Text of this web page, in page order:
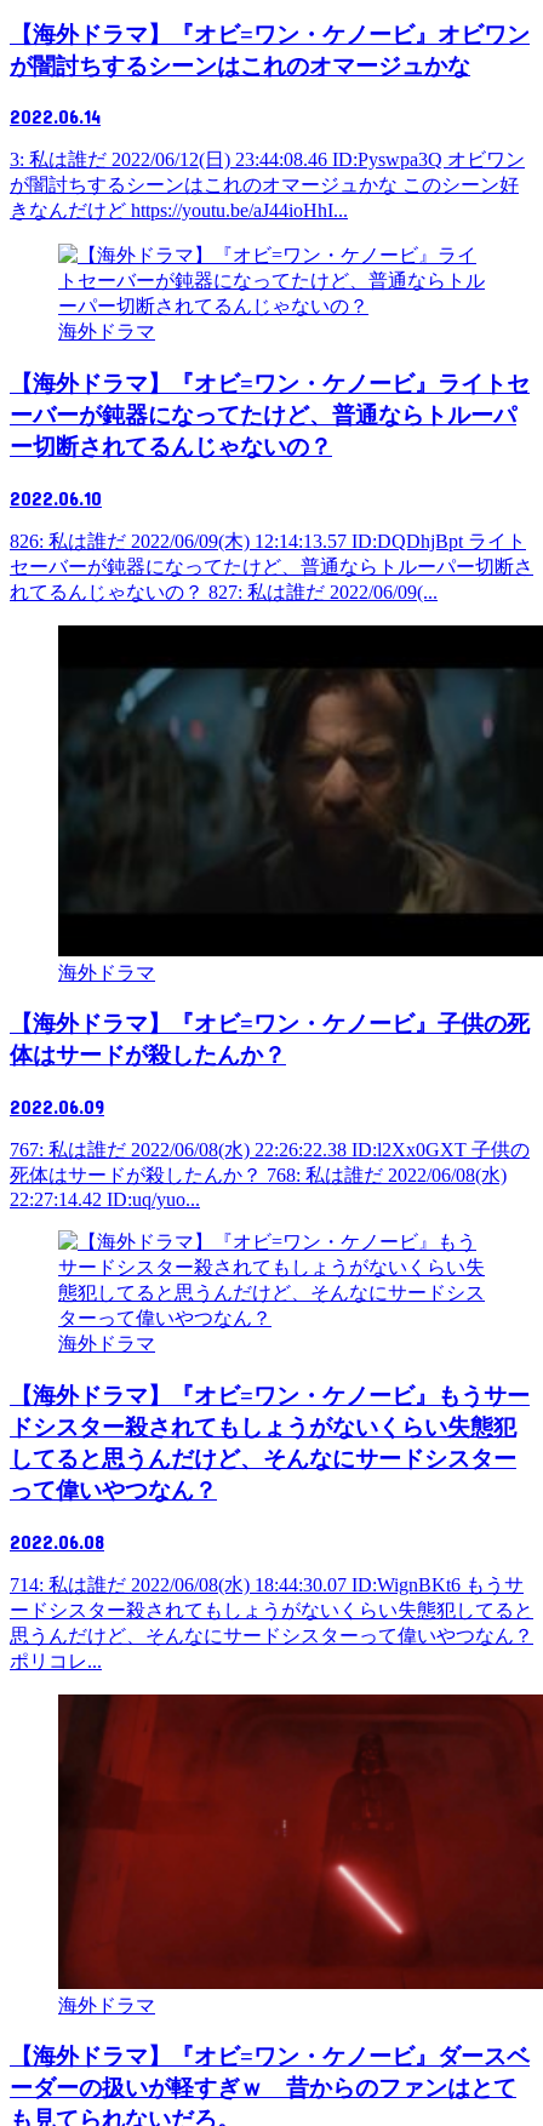
【海外ドラマ】『オビ=ワン・ケノービ』オビワン
が闇討ちするシーンはこれのオマージュかな
2022.06.14
3: 私は誰だ 2022/06/12(日) 23:44:08.46 ID:Pyswpa3Q オビワン
が闇討ちするシーンはこれのオマージュかな このシーン好
きなんだけど https://youtu.be/aJ44ioHhI...
海外ドラマ
【海外ドラマ】『オビ=ワン・ケノービ』ライトセ
ーバーが鈍器になってたけど、普通ならトルーパ
ー切断されてるんじゃないの？
2022.06.10
826: 私は誰だ 2022/06/09(木) 12:14:13.57 ID:DQDhjBpt ライト
セーバーが鈍器になってたけど、普通ならトルーパー切断さ
れてるんじゃないの？ 827: 私は誰だ 2022/06/09(...
海外ドラマ
【海外ドラマ】『オビ=ワン・ケノービ』子供の死
体はサードが殺したんか？
2022.06.09
767: 私は誰だ 2022/06/08(水) 22:26:22.38 ID:l2Xx0GXT 子供の
死体はサードが殺したんか？ 768: 私は誰だ 2022/06/08(水)
22:27:14.42 ID:uq/yuo...
海外ドラマ
【海外ドラマ】『オビ=ワン・ケノービ』もうサー
ドシスター殺されてもしょうがないくらい失態犯
してると思うんだけど、そんなにサードシスター
って偉いやつなん？
2022.06.08
714: 私は誰だ 2022/06/08(水) 18:44:30.07 ID:WignBKt6 もうサ
ードシスター殺されてもしょうがないくらい失態犯してると
思うんだけど、そんなにサードシスターって偉いやつなん？
ポリコレ...
海外ドラマ
【海外ドラマ】『オビ=ワン・ケノービ』ダースベ
ーダーの扱いが軽すぎｗ 昔からのファンはとて
も見てられないだろ。